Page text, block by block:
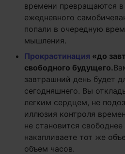
времени превращаются в
ежедневного
попали в очередную
мышления.
Прокрастинация «до
свободного будущего.
завтрашний день будет
сегодняшнего. Вы
легким сердцем, не
иллюзия контроля
не становится
накапливаете тот же
объем часов.